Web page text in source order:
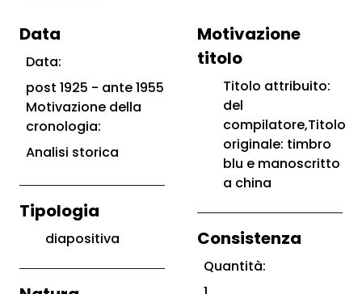
Data
Data:
post 1925 - ante 1955
Motivazione della
cronologia:
Analisi storica
Tipologia
diapositiva
Motivazione
titolo
Titolo attribuito:
del
compilatore,Titolo
originale: timbro
blu e manoscritto
a china
Consistenza
Quantità: